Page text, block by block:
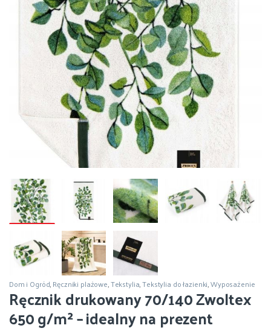
Dom i Ogród,Ręczniki plażowe,Tekstylia,Tekstylia do łazienki,Wyposażenie
Ręcznik drukowany 70/140 Zwoltex
650 g/m² – idealny na prezent